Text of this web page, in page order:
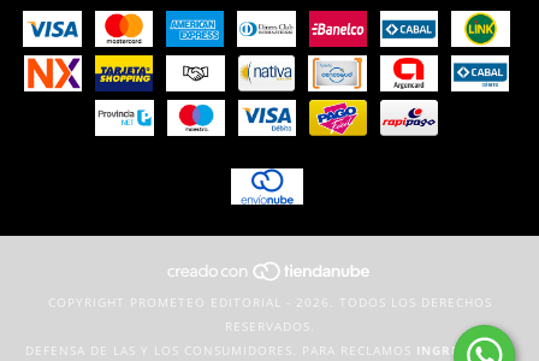
COPYRIGHT PROMETEO EDITORIAL - 2026. TODOS LOS DERECHOS
RESERVADOS.
DEFENSA DE LAS Y LOS CONSUMIDORES. PARA RECLAMOS INGRESÁ ACÁ.